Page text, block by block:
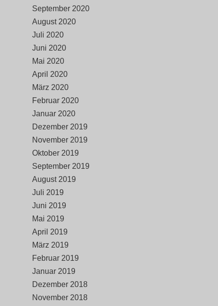
September 2020
August 2020
Juli 2020
Juni 2020
Mai 2020
April 2020
März 2020
Februar 2020
Januar 2020
Dezember 2019
November 2019
Oktober 2019
September 2019
August 2019
Juli 2019
Juni 2019
Mai 2019
April 2019
März 2019
Februar 2019
Januar 2019
Dezember 2018
November 2018